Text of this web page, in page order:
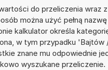
do przeliczenia wraz
można użyć pełną
kalkulator określa
w tym przypadku
znane mu odpowiednie
wyszukane